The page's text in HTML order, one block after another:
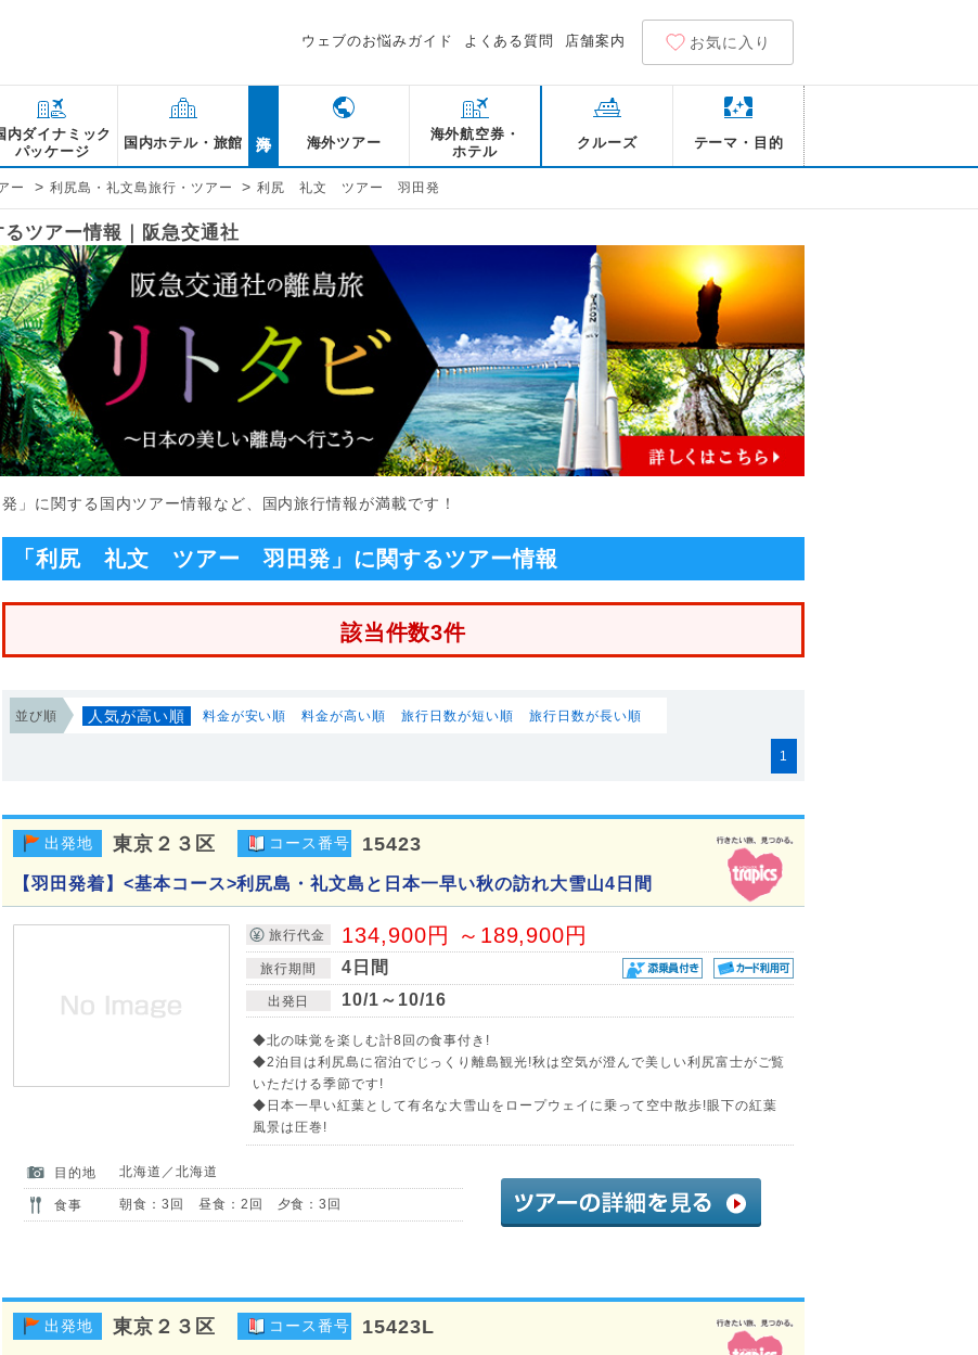
ウェブのお悩みガイド よくある質問 店舗案内 お気に入り
内ダイナミック
パッケージ
国内ホテル・旅館 海外ツアー
海外航空券・
ホテル
クルーズ テーマ・目的
ー > 利尻島・礼文島旅行・ツアー > 利尻 礼文 ツアー 羽田発
ツアー情報｜阪急交通社
」に関する国内ツアー情報など、国内旅行情報が満載です！
「利尻 礼文 ツアー 羽田発」に関するツアー情報
該当件数3件
並び順 人気が高い順 料金が安い順 料金が高い順 旅行日数が短い順 旅行日数が長い順
1
出発地 東京２３区 コース番号 15423
【羽田発着】<基本コース>利尻島・礼文島と日本一早い秋の訪れ大雪山4日間
旅行代金 134,900円 ～189,900円
旅行期間 4日間
出発日 10/1～10/16
◆北の味覚を楽しむ計8回の食事付き!
◆2泊目は利尻島に宿泊でじっくり離島観光!秋は空気が澄んで美しい利尻富士がご覧
いただける季節です!
◆日本一早い紅葉として有名な大雪山をロープウェイに乗って空中散歩!眼下の紅葉
風景は圧巻!
目的地 北海道／北海道
食事 朝食：3回 昼食：2回 夕食：3回
出発地 東京２３区 コース番号 15423L